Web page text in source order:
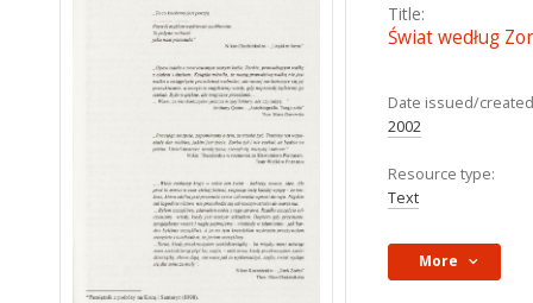
Title:
Świat według
Date issued/
2002
Resource type:
Text
More